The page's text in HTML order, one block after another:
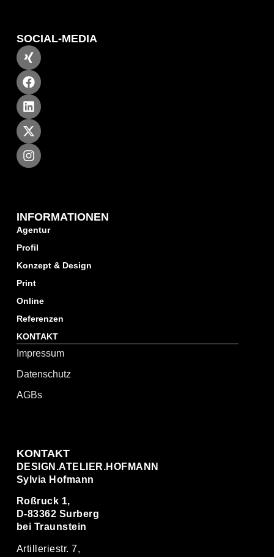
INFORMATIONEN
Agentur
Profil
Konzept & Design
Print
Online
Referenzen
KONTAKT
Impressum
Datenschutz
AGBs
KONTAKT
DESIGN.ATELIER.HOFMANN
Sylvia Hofmann
Roßruck 1,
D-83362 Surberg
bei Traunstein
Artilleriestr. 7,
SOCIAL-MEDIA